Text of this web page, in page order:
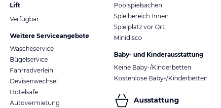
Lift
Verfügbar
Weitere Serviceangebote
Wäscheservice
Bügelservice
Fahrradverleih
Devisenwechsel
Hotelsafe
Autovermietung
Poolspielsachen
Spielbereich Innen
Spielplatz vor Ort
Minidisco
Baby- und Kinderausstattung
Keine Baby-/Kinderbetten
Kostenlose Baby-/Kinderbetten
Ausstattung